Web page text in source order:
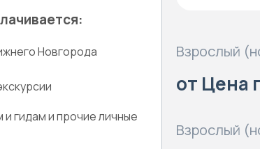
Новгорода
гидам и прочие личные
Взрослый
от Цена
Взрослый